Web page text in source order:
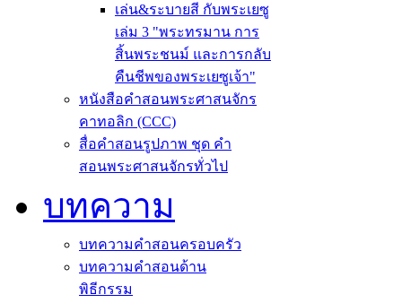
เล่น&ระบายสี กับพระเยซู
เล่ม 3 "พระทรมาน การ
สิ้นพระชนม์ และการกลับ
คืนชีพของพระเยซูเจ้า"
หนังสือคำสอนพระศาสนจักร
คาทอลิก (CCC)
สื่อคำสอนรูปภาพ ชุด คำ
สอนพระศาสนจักรทั่วไป
บทความ
บทความคำสอนครอบครัว
บทความคำสอนด้าน
พิธีกรรม